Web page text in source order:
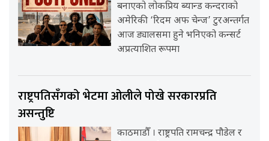
बनाएको लोकप्रिय ब्यान्ड कन्दराको
अमेरिकी ‘रिदम अफ चेन्ज’ टुरअन्तर्गत
आज ड्यालसमा हुने भनिएको कन्सर्ट
अप्रत्याशित रूपमा
राष्ट्रपतिसँगको भेटमा ओलीले पोखे सरकारप्रति
असन्तुष्टि
काठमाडौँ । राष्ट्रपति रामचन्द्र पौडेल र